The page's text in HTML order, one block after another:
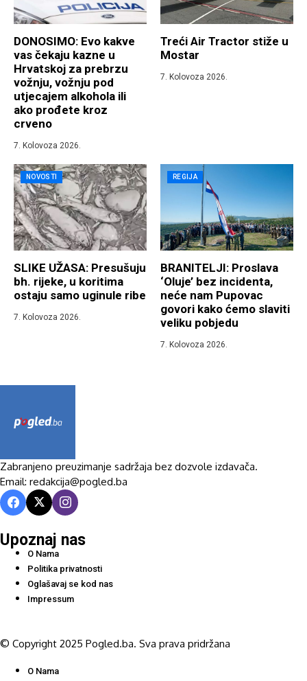
DONOSIMO: Evo kakve
vas čekaju kazne u
Hrvatskoj za prebrzu
vožnju, vožnju pod
utjecajem alkohola ili
ako prođete kroz
crveno
7. Kolovoza 2026.
Treći Air Tractor stiže u
Mostar
7. Kolovoza 2026.
NOVOSTI
SLIKE UŽASA: Presušuju
bh. rijeke, u koritima
ostaju samo uginule ribe
7. Kolovoza 2026.
REGIJA
BRANITELJI: Proslava
‘Oluje’ bez incidenta,
neće nam Pupovac
govori kako ćemo slaviti
veliku pobjedu
7. Kolovoza 2026.
Zabranjeno preuzimanje sadržaja bez dozvole izdavača.
Email: redakcija@pogled.ba
Upoznaj nas
O Nama
Politika privatnosti
Oglašavaj se kod nas
Impressum
© Copyright 2025 Pogled.ba. Sva prava pridržana
O Nama